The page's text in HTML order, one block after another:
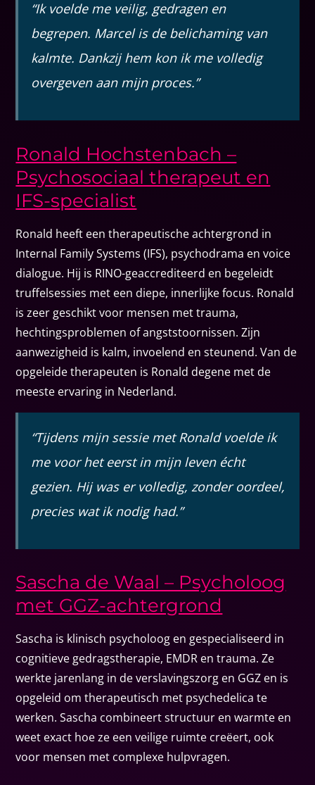
“Ik voelde me veilig, gedragen en
begrepen. Marcel is de belichaming van
kalmte. Dankzij hem kon ik me volledig
overgeven aan mijn proces.”
Ronald Hochstenbach –
Psychosociaal therapeut en
IFS-specialist
Ronald heeft een therapeutische achtergrond in
Internal Family Systems (IFS), psychodrama en voice
dialogue. Hij is RINO-geaccrediteerd en begeleidt
truffelsessies met een diepe, innerlijke focus. Ronald
is zeer geschikt voor mensen met trauma,
hechtingsproblemen of angststoornissen. Zijn
aanwezigheid is kalm, invoelend en steunend. Van de
opgeleide therapeuten is Ronald degene met de
meeste ervaring in Nederland.
“Tijdens mijn sessie met Ronald voelde ik
me voor het eerst in mijn leven écht
gezien. Hij was er volledig, zonder oordeel,
precies wat ik nodig had.”
Sascha de Waal – Psycholoog
met GGZ-achtergrond
Sascha is klinisch psycholoog en gespecialiseerd in
cognitieve gedragstherapie, EMDR en trauma. Ze
werkte jarenlang in de verslavingszorg en GGZ en is
opgeleid om therapeutisch met psychedelica te
werken. Sascha combineert structuur en warmte en
weet exact hoe ze een veilige ruimte creëert, ook
voor mensen met complexe hulpvragen.